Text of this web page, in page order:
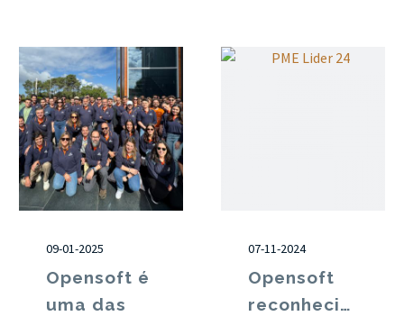
09-01-2025
Opensoft é
uma das
07-11-2024
Opensoft
reconhecida